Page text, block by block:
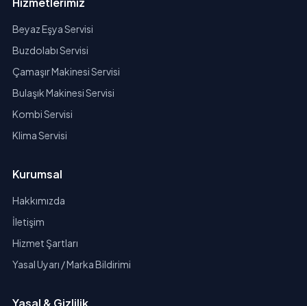
Beyaz Eşya Servisi
Buzdolabı Servisi
Çamaşır Makinesi Servisi
Bulaşık Makinesi Servisi
Kombi Servisi
Klima Servisi
Kurumsal
Hakkımızda
İletişim
Hizmet Şartları
Yasal Uyarı / Marka Bildirimi